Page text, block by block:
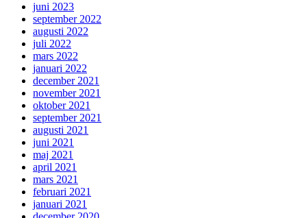
juni 2023
september 2022
augusti 2022
juli 2022
mars 2022
januari 2022
december 2021
november 2021
oktober 2021
september 2021
augusti 2021
juni 2021
maj 2021
april 2021
mars 2021
februari 2021
januari 2021